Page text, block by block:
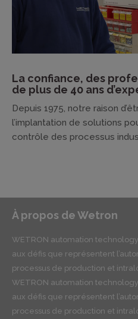
La confiance, des
de plus de 40 ans
Depuis 1975, notre raison
l’implantation de solutions
contrôle des processus
À propos de Wetron
WETRON automation
aux défis que représentent
processus de production et
WETRON automation
aux défis que représentent
processus de production et